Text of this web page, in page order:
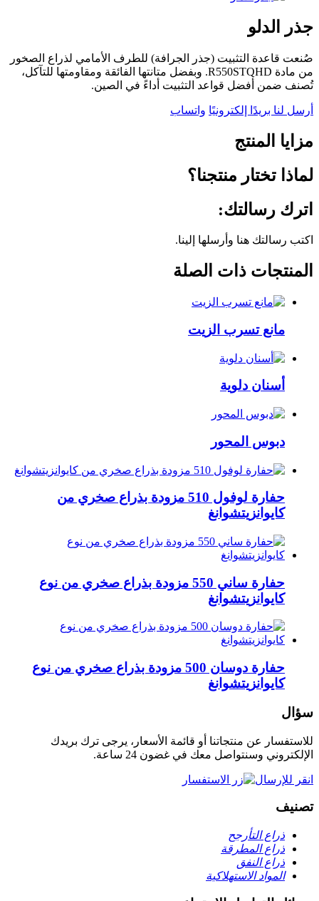
جذر الدلو
صُنعت قاعدة التثبيت (جذر الجرافة) للطرف الأمامي لذراع الصخور
من مادة R550STQHD. وبفضل متانتها الفائقة ومقاومتها للتآكل،
تُصنف ضمن أفضل قواعد التثبيت أداءً في الصين.
أرسل لنا بريدًا إلكترونيًا واتساب
مزايا المنتج
لماذا تختار منتجنا؟
اترك رسالتك:
اكتب رسالتك هنا وأرسلها إلينا.
المنتجات ذات الصلة
مانع تسرب الزيت
أسنان دلوية
دبوس المحور
حفارة لوفول 510 مزودة بذراع صخري من
كايوانزيتشوانغ
حفارة ساني 550 مزودة بذراع صخري من نوع
كايوانزيتشوانغ
حفارة دوسان 500 مزودة بذراع صخري من نوع
كايوانزيتشوانغ
سؤال
للاستفسار عن منتجاتنا أو قائمة الأسعار، يرجى ترك بريدك
الإلكتروني وسنتواصل معك في غضون 24 ساعة.
انقر للإرسال
تصنيف
ذراع التأرجح
ذراع المطرقة
ذراع النفق
المواد الاستهلاكية